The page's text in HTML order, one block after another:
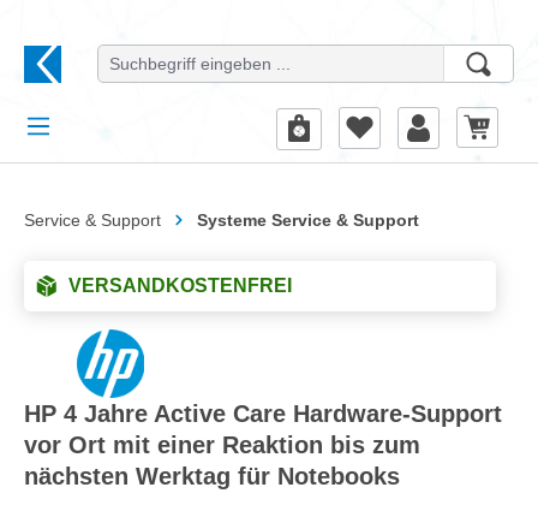
Service & Support Systeme Service & Support
VERSANDKOSTENFREI
HP 4 Jahre Active Care Hardware-Support
vor Ort mit einer Reaktion bis zum
nächsten Werktag für Notebooks